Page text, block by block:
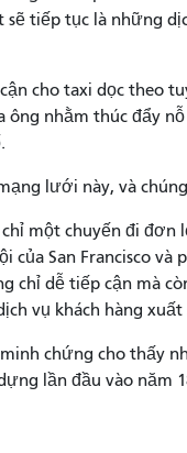
sẽ tiếp tục là
cho taxi dọc theo
nhằm thúc đẩy
lưới này, và
một chuyến đi
của San Francisco
chỉ dễ tiếp cận mà
vụ khách hàng
chứng cho thấy
lần đầu vào năm